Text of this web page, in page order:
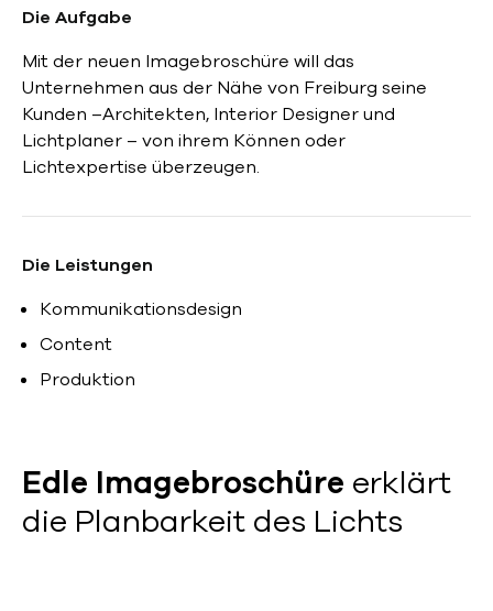
Die Aufgabe
Mit der neuen Imagebroschüre will das
Unternehmen aus der Nähe von Freiburg seine
Kunden –Architekten, Interior Designer und
Lichtplaner – von ihrem Können oder
Lichtexpertise überzeugen.
Die Leistungen
Kommunikationsdesign
Content
Produktion
Edle Imagebroschüre erklärt
die Planbarkeit des Lichts